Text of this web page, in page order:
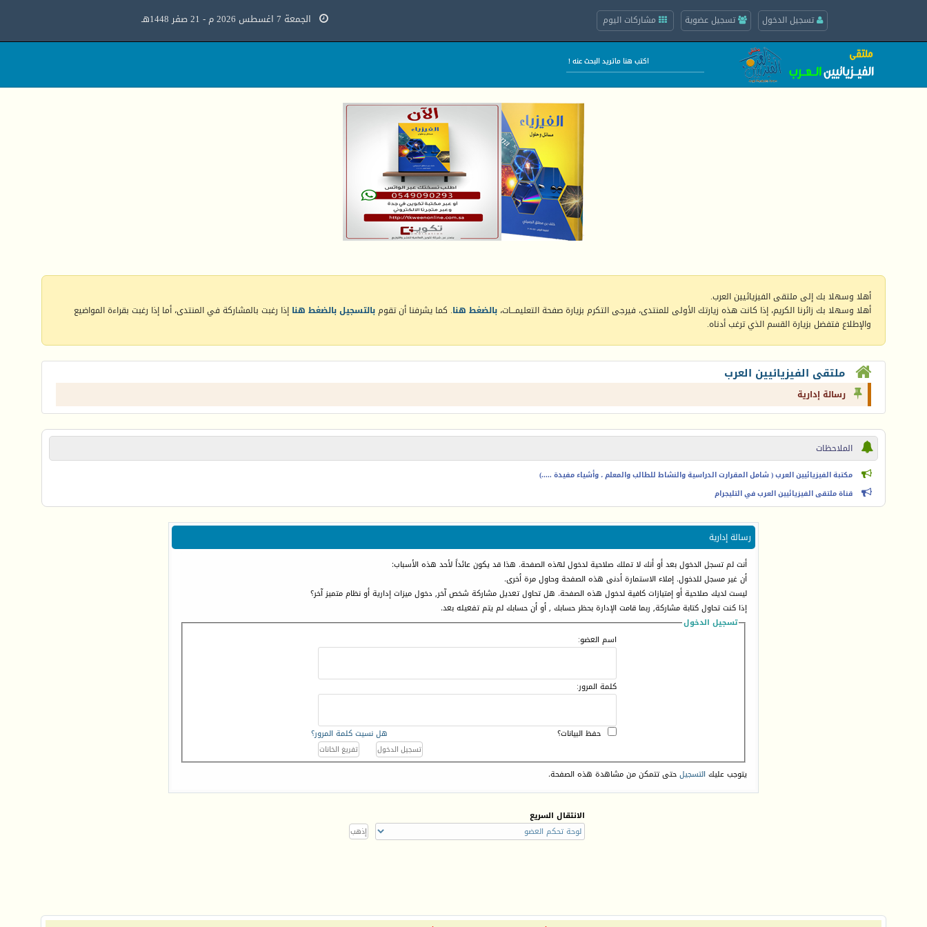
تسجيل الدخول تسجيل عضوية مشاركات اليوم الجمعة 7 اغسطس 2026 م - 21 صفر 1448هـ
أهلا وسهلا بك إلى ملتقى الفيزيائيين العرب.
أهلا وسهلا بك زائرنا الكريم، إذا كانت هذه زيارتك الأولى للمنتدى، فيرجى التكرم بزيارة صفحة التعليمـــات، بالضغط هنا. كما يشرفنا أن تقومبالتسجيل بالضغط هنا إذا رغبت بالمشاركة في المنتدى، أما إذا رغبت بقراءة المواضيع
والإطلاع فتفضل بزيارة القسم الذي ترغب أدناه.
ملتقى الفيزيائيين العرب
رسالة إدارية
الملاحظات
مكتبة الفيزيائيين العرب ( شامل المقرارت الدراسية والنشاط للطالب والمعلم ، وأشياء مفيدة .....)
قناة ملتقى الفيزيائيين العرب في التليجرام
رسالة إدارية
أنت لم تسجل الدخول بعد أو أنك لا تملك صلاحية لدخول لهذه الصفحة. هذا قد يكون عائداً لأحد هذه الأسباب:
أن غير مسجل للدخول. إملاء الاستمارة أدنى هذه الصفحة وحاول مرة أخرى.
ليست لديك صلاحية أو إمتيازات كافية لدخول هذه الصفحة. هل تحاول تعديل مشاركة شخص آخر, دخول ميزات إدارية أو نظام متميز آخر؟
إذا كنت تحاول كتابة مشاركة, ربما قامت الإدارة بحظر حسابك , أو أن حسابك لم يتم تفعيله بعد.
تسجيل الدخول
اسم العضو:
كلمة المرور:
هل نسيت كلمة المرور؟ حفظ البيانات؟
يتوجب عليك التسجيلحتى تتمكن من مشاهدة هذه الصفحة.
الانتقال السريع